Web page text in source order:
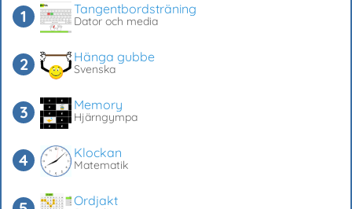
Tangentbordsträning
Dator och media
Hänga gubbe
Svenska
Memory
Hjärngympa
Klockan
Matematik
Ordjakt